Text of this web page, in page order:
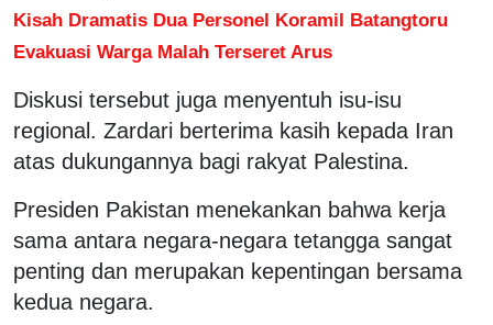
Kisah Dramatis Dua Personel Koramil Batangtoru
Evakuasi Warga Malah Terseret Arus
Diskusi tersebut juga menyentuh isu-isu
regional. Zardari berterima kasih kepada Iran
atas dukungannya bagi rakyat Palestina.
Presiden Pakistan menekankan bahwa kerja
sama antara negara-negara tetangga sangat
penting dan merupakan kepentingan bersama
kedua negara.